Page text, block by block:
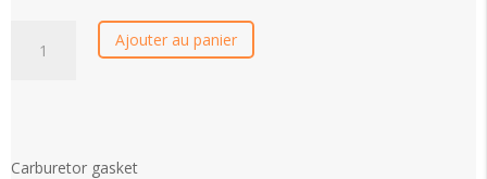
gasket
Ajouter au panier
Carburetor gasket